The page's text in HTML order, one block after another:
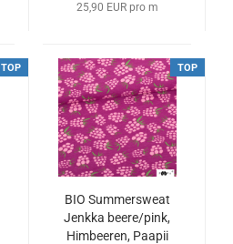
25,90 EUR pro m
TOP TOP
BIO Summersweat
Jenkka beere/pink,
Himbeeren, Paapii